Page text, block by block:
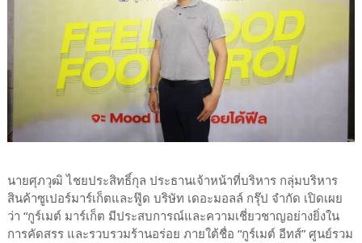
นายศุภวุฒิ ไชยประสิทธิ์กุล ประธานเจ้าหน้าที่บริหาร กลุ่มบริหาร
สินค้าซูเปอร์มาร์เก็ตและฟู๊ด บริษัท เดอะมอลล์ กรุ๊ป จำกัด เปิดเผย
ว่า “กูร์เมต์ มาร์เก็ต มีประสบการณ์และความเชี่ยวชาญอย่างยิ่งใน
การคัดสรร และรวบรวมร้านอร่อย ภายใต้ชื่อ “กูร์เมต์ อีทส์” ศูนย์รวม